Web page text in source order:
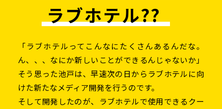
ラブホテル??
「ラブホテルってこんなにたくさんあるんだな。
ん、、、なにか新しいことができるんじゃないか」
そう思った池戸は、早速次の日からラブホテルに向
けた新たなメディア開発を行うのです。
そして開発したのが、ラブホテルで使用できるクー